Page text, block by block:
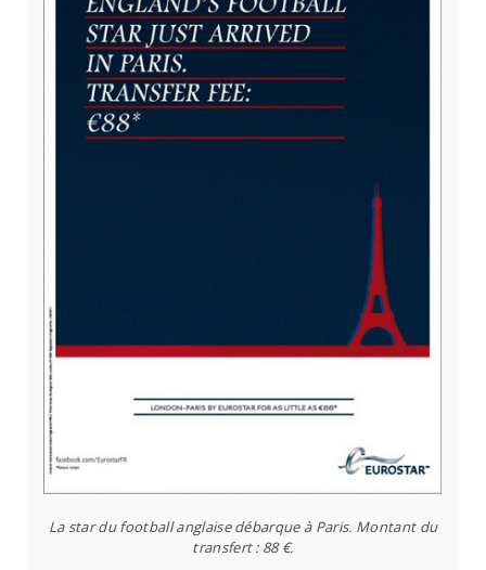
La star du football anglaise débarque à Paris. Montant du
transfert : 88 €.